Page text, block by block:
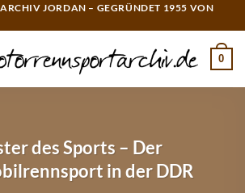
JORDAN – GEGRÜNDET 1955 VON
0
des Sports – Der
in der DDR